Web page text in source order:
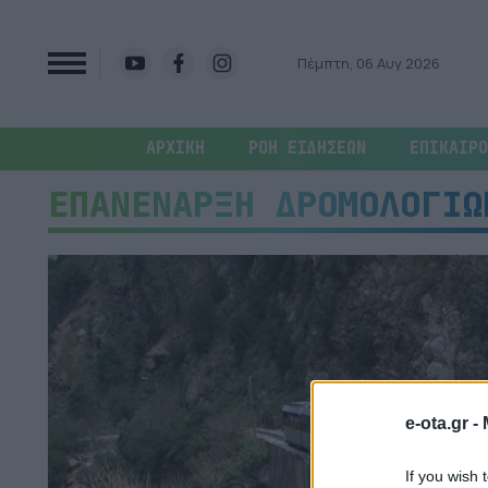
e-ota.gr -
If you wish
Πέμπτη, 06 Αυγ 2026
ΑΡΧΙΚΗ ΡΟΗ ΕΙΔΗΣΕΩΝ
ΕΠΑΝΕΝΑΡΞΗ